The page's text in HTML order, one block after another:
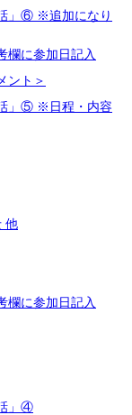
」⑥ ※追加になり
に参加日記入
ント＞
」⑤ ※日程・内容
他
に参加日記入
」④